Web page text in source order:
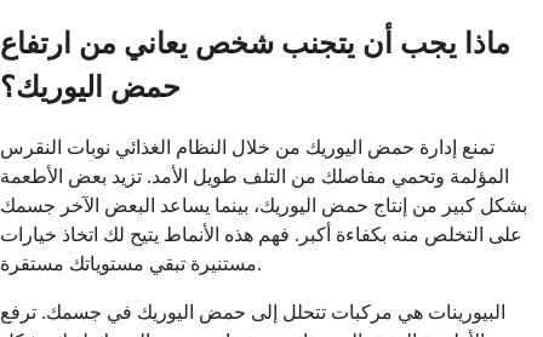
ماذا يجب أن يتجنب شخص يعاني من ارتفاع
حمض اليوريك؟
تمنع إدارة حمض اليوريك من خلال النظام الغذائي نوبات النقرس
المؤلمة وتحمي مفاصلك من التلف طويل الأمد. تزيد بعض الأطعمة
بشكل كبير من إنتاج حمض اليوريك، بينما يساعد البعض الآخر جسمك
على التخلص منه بكفاءة أكبر. فهم هذه الأنماط يتيح لك اتخاذ خيارات
مستنيرة تبقي مستوياتك مستقرة.
البيورينات هي مركبات تتحلل إلى حمض اليوريك في جسمك. ترفع